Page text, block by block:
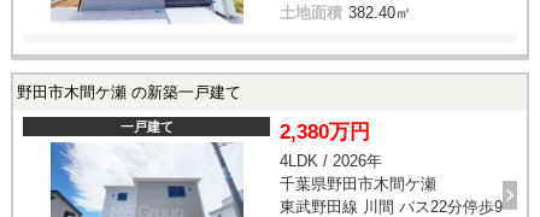
土地面積 382.40㎡
野田市木間ケ瀬 の新築一戸建て
一戸建て 2,380万円
4LDK / 2026年
千葉県野田市木間ケ瀬
東武野田線 川間 バス22分停歩9